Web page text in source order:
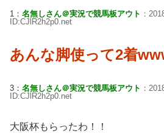
1： 名無しさん＠実況で競馬板アウト ：
ID:CJlR2h2p0.net
あんな脚使って2着
3： 名無しさん＠実況で競馬板アウト ：
ID:CJlR2h2p0.net
大阪杯もらったわ！！